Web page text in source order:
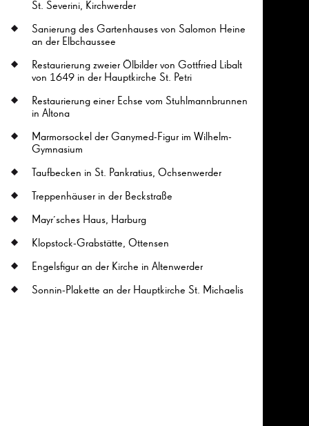
St. Severini, Kirchwerder
Sanierung des Gartenhauses von Salomon Heine
an der Elbchaussee
Restaurierung zweier Ölbilder von Gottfried Libalt
von 1649 in der Hauptkirche St. Petri
Restaurierung einer Echse vom Stuhlmannbrunnen
in Altona
Marmorsockel der Ganymed-Figur im Wilhelm-
Gymnasium
Taufbecken in St. Pankratius, Ochsenwerder
Treppenhäuser in der Beckstraße
Mayr´sches Haus, Harburg
Klopstock-Grabstätte, Ottensen
Engelsfigur an der Kirche in Altenwerder
Sonnin-Plakette an der Hauptkirche St. Michaelis